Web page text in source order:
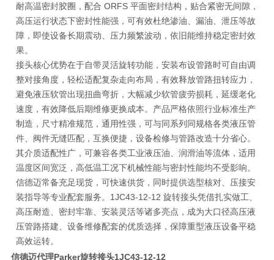
耐高温密封胶圈，配合 ORFS 平面密封结构，贴合紧密无间隙，
高压运行状态下密封性能强，可有效杜绝渗油、漏油、泄压等故
障，即使设备长期震动、压力频繁波动，依旧能维持稳定密封效
果。
接头核心优势在于自带灵活旋转功能，安装布设管路时可自由调
整对接角度，轻松适配复杂走向布局，有效释放管路扭转应力，
避免液压软管出现扭曲弯折，大幅减少软管疲劳损耗，延缓老化
速度，有效降低后期维修更换成本。产品严格依照行业标准生产
制造，尺寸精准规范，通用性强，可与同系列同规格各类液压管
件、阀件无缝匹配，互换便捷，设备检修与管路改造十分省心。
其介质适配性广，可兼容各类工业液压油、润滑油等流体，适用
温度区间宽泛，高低温工况下机械性能与密封性能均不受影响。
信德迈常备充足现货，可快速供货，同时提供选型核对、压接安
装指导等专业配套服务。1JC43-12-12 旋转接头凭借扎实做工、
高压耐造、密封牢靠、安装灵活等诸多亮点，成为大口径高压液
压管路搭建、设备维修配套的优质选择，保障重型液压设备平稳
高效运转。
信德迈代理Parker旋转接头1JC43-12-12